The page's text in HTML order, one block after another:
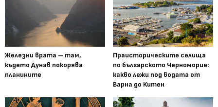
Железни врата – там,
където Дунав покорява
планините
Праисторическите селища
по българското Черноморие:
какво лежи под водата от
Варна до Китен